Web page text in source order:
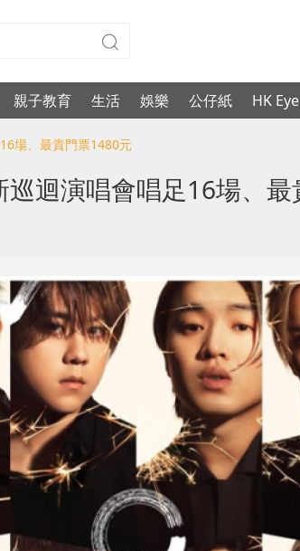
親子教育 生活 娛樂 公仔紙 HK Eye
場、最貴門票1480元
迴演唱會唱足16場、最